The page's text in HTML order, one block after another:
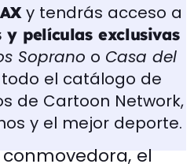
y tendrás acceso a
y películas exclusivas
Soprano o Casa del
todo el catálogo de
de Cartoon Network,
y el mejor deporte.
el